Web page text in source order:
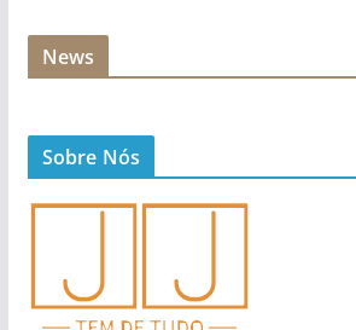
News
Sobre Nós